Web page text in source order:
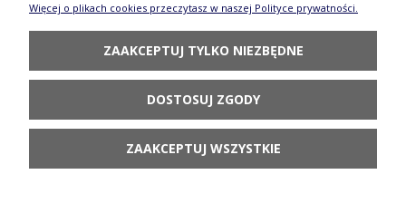
na stronie stanowią własność autora, kopiowanie, edycja,
rozpowszechnianie bez zgody autora zabronione.
Te treści objęte są prawem autorskim, a korzystanie z nich może
być negatywne w skutkach. Jeżeli chcesz uzyskać zgodę, napisz do
nas.
Więcej o plikach cookies przeczytasz w naszej Polityce prywatności.
ZAAKCEPTUJ TYLKO NIEZBĘDNE
DOSTOSUJ ZGODY
ZAAKCEPTUJ WSZYSTKIE